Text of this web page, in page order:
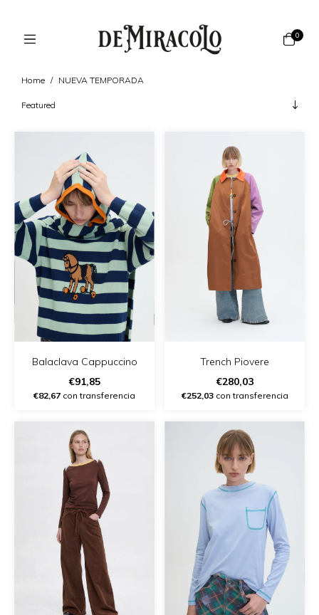
0
Home / NUEVA TEMPORADA
Balaclava Cappuccino
€91,85
€82,67 con transferencia
Trench Piovere
€280,03
€252,03con transferencia